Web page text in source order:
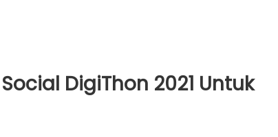
DigiThon 2021 Untuk